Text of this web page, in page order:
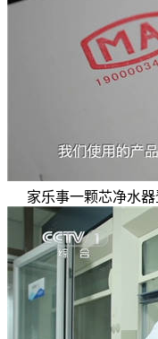
家乐事一颗芯净水